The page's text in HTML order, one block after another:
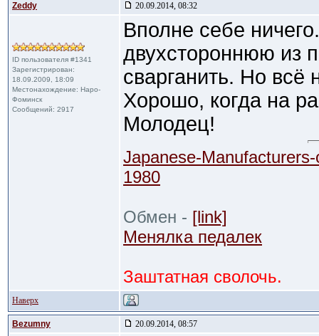
Zeddy 20.09.2014, 08:32
ID пользователя #1341
Зарегистрирован:
18.09.2009, 18:09
Местонахождение: Наро-
Фоминск
Сообщений: 2917
Вполне себе
двухстороннюю из
сварганить. Но всё
Хорошо, когда на
Молодец!
Japanese-
1980
Обмен - [link]
Менялка педалек
Заштатная сволочь.
Наверх
Bezumny 20.09.2014, 08:57